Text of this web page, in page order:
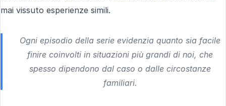
mai vissuto esperienze simili.
Ogni episodio della serie evidenzia quanto sia facile
finire coinvolti in situazioni più grandi di noi, che
spesso dipendono dal caso o dalle circostanze
familiari.